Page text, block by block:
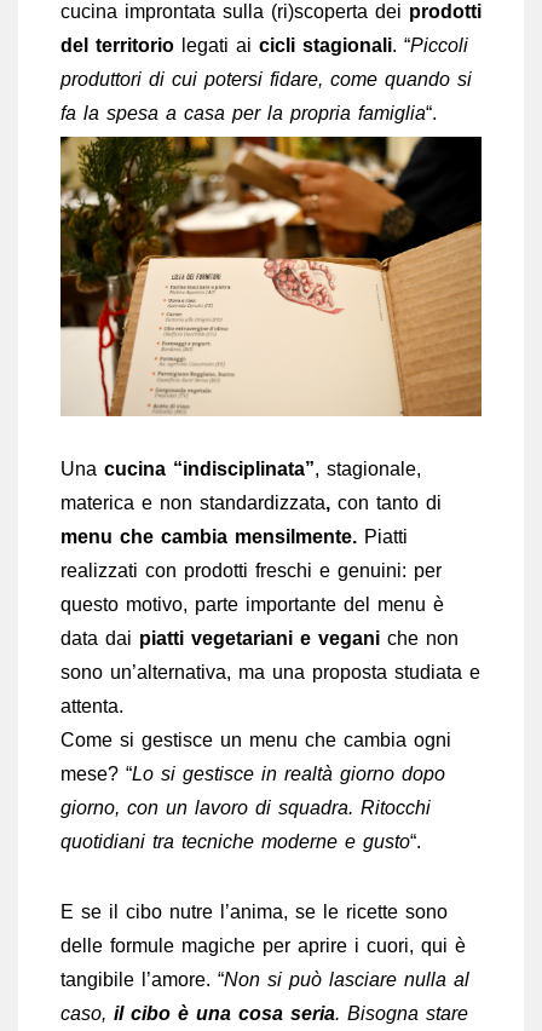
cucina improntata sulla (ri)scoperta dei prodotti
del territorio legati ai cicli stagionali. “Piccoli
produttori di cui potersi fidare, come quando si
fa la spesa a casa per la propria famiglia“.
Una cucina “indisciplinata”, stagionale,
materica e non standardizzata, con tanto di
menu che cambia mensilmente. Piatti
realizzati con prodotti freschi e genuini: per
questo motivo, parte importante del menu è
data dai piatti vegetariani e vegani che non
sono un’alternativa, ma una proposta studiata e
attenta.
Come si gestisce un menu che cambia ogni
mese? “Lo si gestisce in realtà giorno dopo
giorno, con un lavoro di squadra. Ritocchi
quotidiani tra tecniche moderne e gusto“.
E se il cibo nutre l’anima, se le ricette sono
delle formule magiche per aprire i cuori, qui è
tangibile l’amore. “Non si può lasciare nulla al
caso, il cibo è una cosa seria. Bisogna stare